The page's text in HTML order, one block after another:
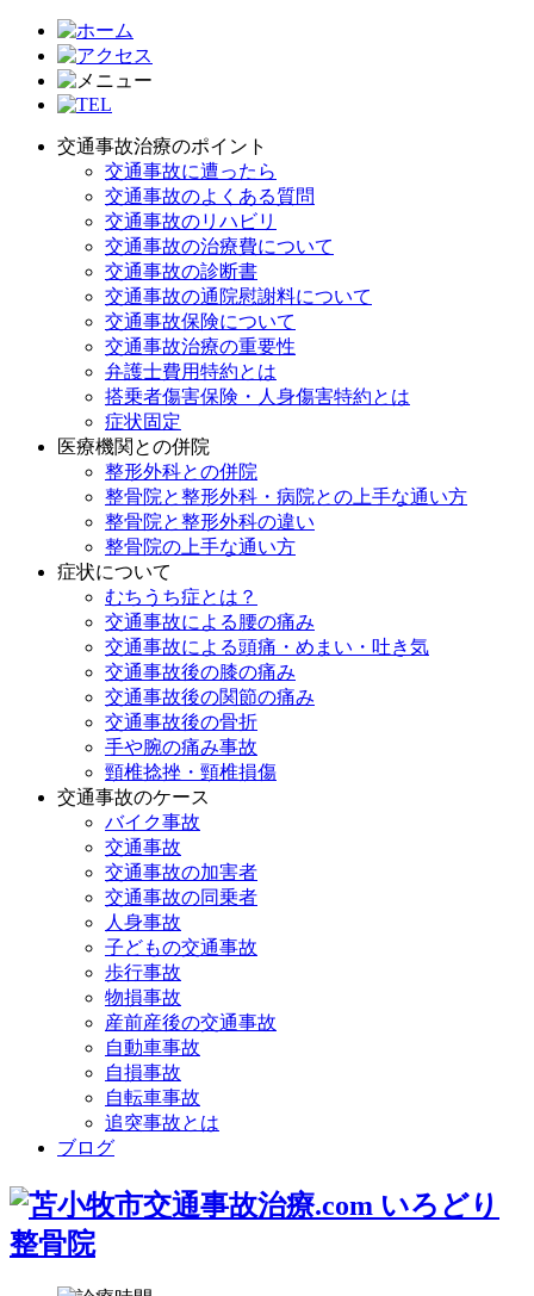
交通事故治療のポイント
交通事故に遭ったら
交通事故のよくある質問
交通事故のリハビリ
交通事故の治療費について
交通事故の診断書
交通事故の通院慰謝料について
交通事故保険について
交通事故治療の重要性
弁護士費用特約とは
搭乗者傷害保険・人身傷害特約とは
症状固定
医療機関との併院
整形外科との併院
整骨院と整形外科・病院との上手な通い方
整骨院と整形外科の違い
整骨院の上手な通い方
症状について
むちうち症とは？
交通事故による腰の痛み
交通事故による頭痛・めまい・吐き気
交通事故後の膝の痛み
交通事故後の関節の痛み
交通事故後の骨折
手や腕の痛み事故
頸椎捻挫・頸椎損傷
交通事故のケース
バイク事故
交通事故
交通事故の加害者
交通事故の同乗者
人身事故
子どもの交通事故
歩行事故
物損事故
産前産後の交通事故
自動車事故
自損事故
自転車事故
追突事故とは
ブログ